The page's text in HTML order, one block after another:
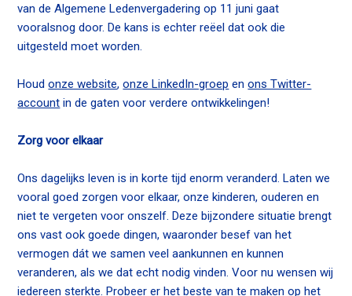
van de Algemene Ledenvergadering op 11 juni gaat
vooralsnog door. De kans is echter reëel dat ook die
uitgesteld moet worden.
Houdonze website,onze LinkedIn-groep enons Twitter-
account in de gaten voor verdere ontwikkelingen!
Zorg voor elkaar
Ons dagelijks leven is in korte tijd enorm veranderd. Laten we
vooral goed zorgen voor elkaar, onze kinderen, ouderen en
niet te vergeten voor onszelf. Deze bijzondere situatie brengt
ons vast ook goede dingen, waaronder besef van het
vermogen dát we samen veel aankunnen en kunnen
veranderen, als we dat echt nodig vinden. Voor nu wensen wij
iedereen sterkte. Probeer er het beste van te maken op het